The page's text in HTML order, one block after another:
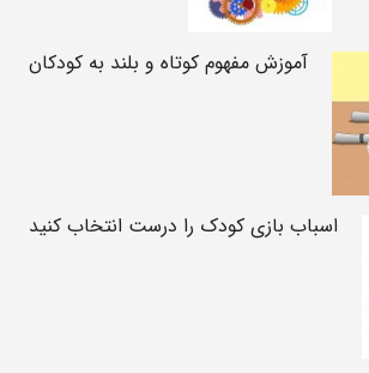
آموزش مفهوم کوتاه و بلند به کودکان
اسباب بازی کودک را درست انتخاب کنید